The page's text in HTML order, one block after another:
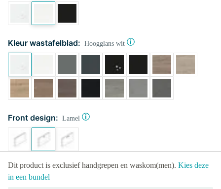
Kleur wastafelblad: Hoogglans wit
Front design: Lamel
Dit product is exclusief handgrepen en waskom(men). Kies deze
in een bundel